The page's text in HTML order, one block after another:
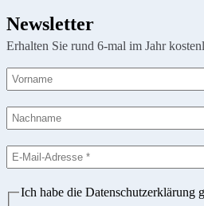
Newsletter
Erhalten Sie rund 6-mal im Jahr
Ich habe die Datenschutzerklärung